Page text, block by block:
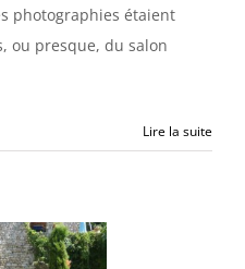
photographies étaient
ou presque, du salon
Lire la suite